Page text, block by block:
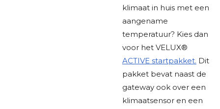
klimaat in huis met een
aangename
temperatuur? Kies dan
voor het VELUX®
ACTIVE startpakket. Dit
pakket bevat naast de
gateway ook over een
klimaatsensor en een